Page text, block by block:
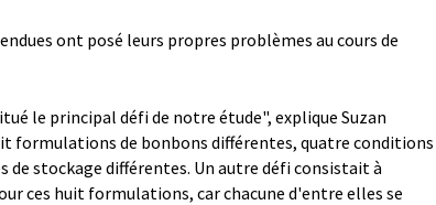
ont posé leurs propres problèmes au cours de
le principal défi de notre étude", explique Suzan
formulations de bonbons différentes, quatre conditions
de stockage différentes. Un autre défi consistait à
ces huit formulations, car chacune d'entre elles se